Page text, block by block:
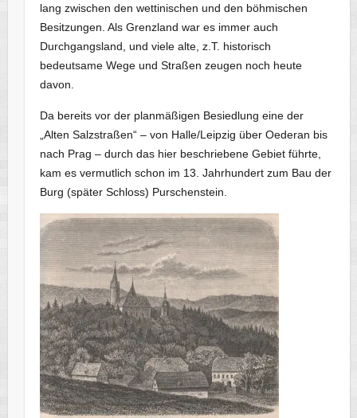
lang zwischen den wettinischen und den böhmischen
Besitzungen. Als Grenzland war es immer auch
Durchgangsland, und viele alte, z.T. historisch
bedeutsame Wege und Straßen zeugen noch heute
davon.
Da bereits vor der planmäßigen Besiedlung eine der
„Alten Salzstraßen“ – von Halle/Leipzig über Oederan bis
nach Prag – durch das hier beschriebene Gebiet führte,
kam es vermutlich schon im 13. Jahrhundert zum Bau der
Burg (später Schloss) Purschenstein.